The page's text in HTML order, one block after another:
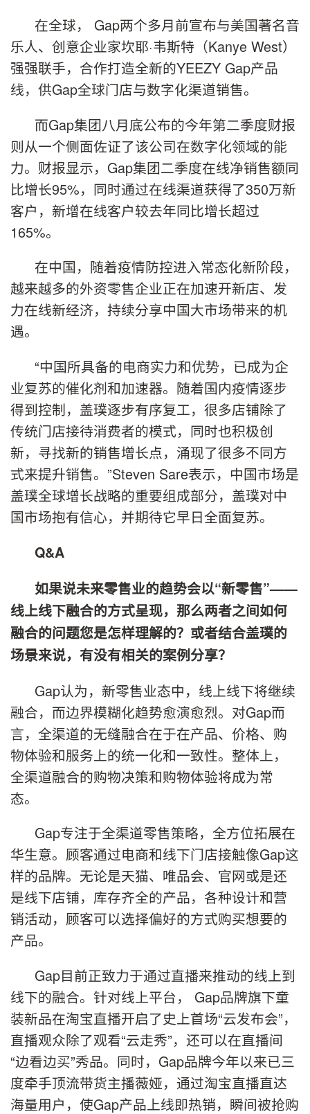
在全球， Gap两个多月前宣布与美国著名音
乐人、创意企业家坎耶·韦斯特（Kanye West）
强强联手，合作打造全新的YEEZY Gap产品
线，供Gap全球门店与数字化渠道销售。
而Gap集团八月底公布的今年第二季度财报
则从一个侧面佐证了该公司在数字化领域的能
力。财报显示，Gap集团二季度在线净销售额同
比增长95%，同时通过在线渠道获得了350万新
客户，新增在线客户较去年同比增长超过
165%。
在中国，随着疫情防控进入常态化新阶段，
越来越多的外资零售企业正在加速开新店、发
力在线新经济，持续分享中国大市场带来的机
遇。
“中国所具备的电商实力和优势，已成为企
业复苏的催化剂和加速器。随着国内疫情逐步
得到控制，盖璞逐步有序复工，很多店铺除了
传统门店接待消费者的模式，同时也积极创
新，寻找新的销售增长点，涌现了很多不同方
式来提升销售。”Steven Sare表示，中国市场是
盖璞全球增长战略的重要组成部分，盖璞对中
国市场抱有信心，并期待它早日全面复苏。
Q&A
如果说未来零售业的趋势会以“新零售”——
线上线下融合的方式呈现，那么两者之间如何
融合的问题您是怎样理解的？或者结合盖璞的
场景来说，有没有相关的案例分享？
Gap认为，新零售业态中，线上线下将继续
融合，而边界模糊化趋势愈演愈烈。对Gap而
言，全渠道的无缝融合在于在产品、价格、购
物体验和服务上的统一化和一致性。整体上，
全渠道融合的购物决策和购物体验将成为常
态。
Gap专注于全渠道零售策略，全方位拓展在
华生意。顾客通过电商和线下门店接触像Gap这
样的品牌。无论是天猫、唯品会、官网或是还
是线下店铺，库存齐全的产品，各种设计和营
销活动，顾客可以选择偏好的方式购买想要的
产品。
Gap目前正致力于通过直播来推动的线上到
线下的融合。针对线上平台， Gap品牌旗下童
装新品在淘宝直播开启了史上首场“云发布会”，
直播观众除了观看“云走秀”，还可以在直播间
“边看边买”秀品。同时，Gap品牌今年以来已三
度牵手顶流带货主播薇娅，通过淘宝直播直达
海量用户，使Gap产品上线即热销，瞬间被抢购